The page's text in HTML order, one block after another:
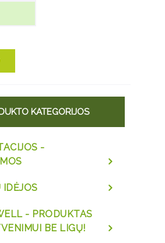
KATEGORIJOS
-
IDĖJOS
- PRODUKTAS
BE LIGŲ!